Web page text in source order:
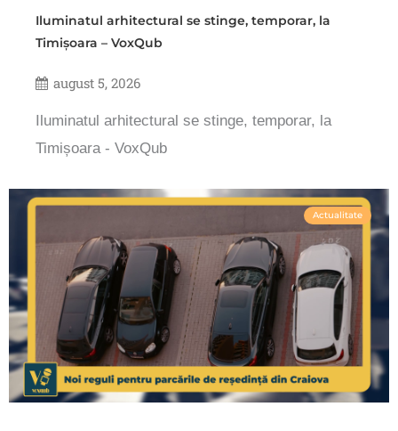
Iluminatul arhitectural se stinge, temporar, la
Timișoara – VoxQub
august 5, 2026
Iluminatul arhitectural se stinge, temporar, la
Timișoara - VoxQub
Actualitate